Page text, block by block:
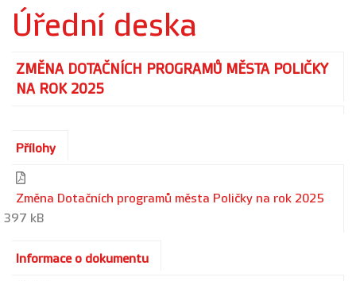
Úřední deska
ZMĚNA DOTAČNÍCH PROGRAMŮ MĚSTA POLIČKY
NA ROK 2025
Přílohy
Změna Dotačních programů města Poličky na rok 2025
397 kB
Informace o dokumentu